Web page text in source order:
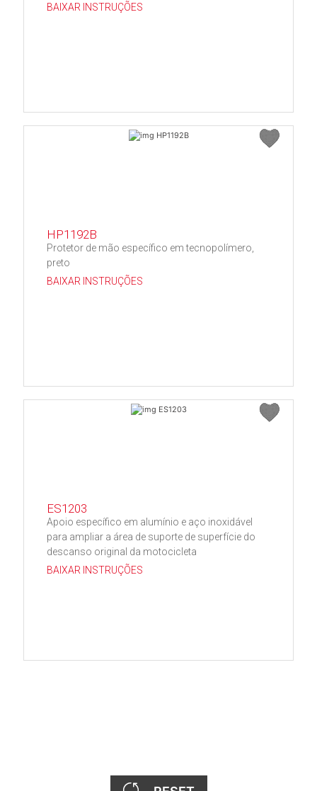
BAIXAR INSTRUÇÕES
HP1192B
Protetor de mão específico em tecnopolímero,
preto
BAIXAR INSTRUÇÕES
ES1203
Apoio específico em alumínio e aço inoxidável
para ampliar a área de suporte de superfície do
descanso original da motocicleta
BAIXAR INSTRUÇÕES